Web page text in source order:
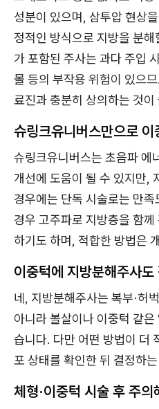
성분이 있으며, 삼투압 현상
정적인 방식으로 지방을 분
가 포함된 주사는 과다 주입
몰 등의 부작용 위험이 있으
료진과 충분히 상의하는 것이
슈링크유니버스만으로
슈링크유니버스는 초음파 에
개선에 도움이 될 수 있지만,
경우에는 단독 시술로는 만
경우 고주파로 지방층을 함
하기도 하며, 적합한 방법은
이중턱에 지방분해주사
네, 지방분해주사는 복부·허
아니라 볼살이나 이중턱 같
습니다. 다만 어떤 방법이 더
포 상태를 확인한 뒤 결정하
체형·이중턱 시술 후 주